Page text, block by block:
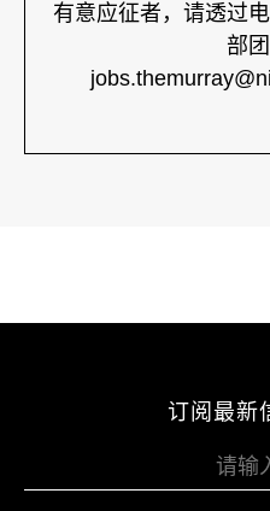
有意应征者，请透过
部团
订阅最新